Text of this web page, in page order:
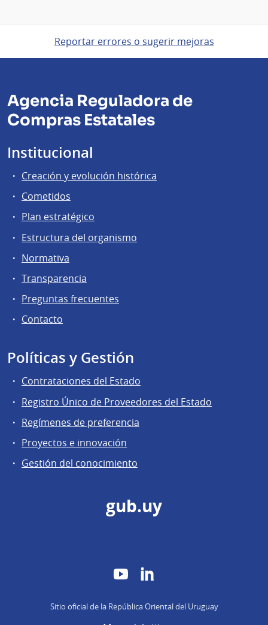
Reportar errores o sugerir mejoras
Agencia Reguladora de
Compras Estatales
Institucional
Creación y evolución histórica
Cometidos
Plan estratégico
Estructura del organismo
Normativa
Transparencia
Preguntas frecuentes
Contacto
Políticas y Gestión
Contrataciones del Estado
Registro Único de Proveedores del Estado
Regímenes de preferencia
Proyectos e innovación
Gestión del conocimiento
gub.uy
YouTube
Sitio oficial de la República Oriental del Uruguay